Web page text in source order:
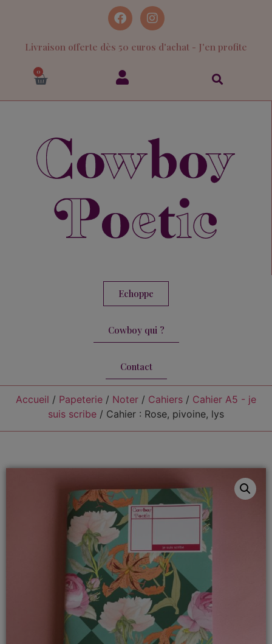
Livraison offerte dès 50 euros d'achat - J'en profite
0
Echoppe
Cowboy qui ?
Contact
Accueil / Papeterie / Noter / Cahiers / Cahier A5 - je
suis scribe / Cahier : Rose, pivoine, lys